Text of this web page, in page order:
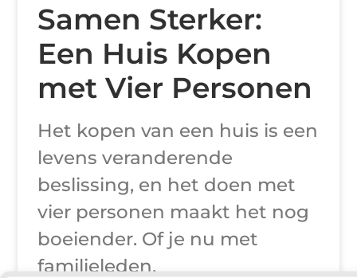
Samen Sterker:
Een Huis Kopen
met Vier Personen
Het kopen van een huis is een
levens veranderende
beslissing, en het doen met
vier personen maakt het nog
boeiender. Of je nu met
familieleden,